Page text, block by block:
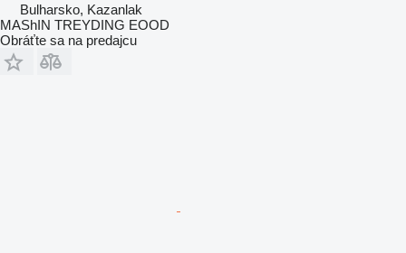
Bulharsko, Kazanlak
MAShIN TREYDING EOOD
Obráťte sa na predajcu